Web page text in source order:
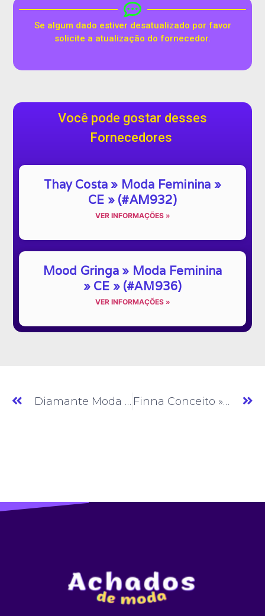
Se algum dado estiver desatualizado por favor
solicite a atualização do fornecedor.
Você pode gostar desses
Fornecedores
Thay Costa » Moda Feminina »
CE » (#AM932)
VER INFORMAÇÕES »
Mood Gringa » Moda Feminina
» CE » (#AM936)
VER INFORMAÇÕES »
Diamante Moda Fashion » Moda Feminina » CE » (#AM410) Finna Conceito » Moda Feminina » CE » (#AM412)